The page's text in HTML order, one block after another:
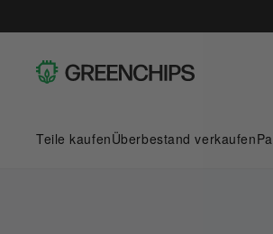
Teile kaufenÜberbestand verkaufen